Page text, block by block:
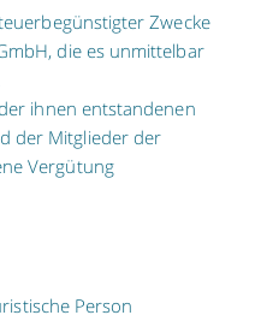
Zwecke
die es unmittelbar
ihnen entstandenen
der Mitglieder der
Vergütung
Person